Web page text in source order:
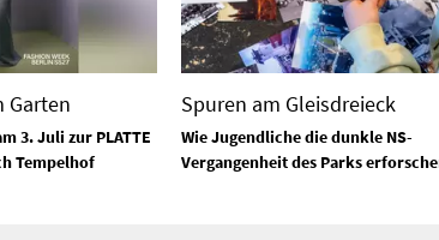
Garten
3. Juli zur PLATTE
Tempelhof
Spuren am Gleisdreieck
Wie Jugendliche die dunkle NS-
Vergangenheit des Parks